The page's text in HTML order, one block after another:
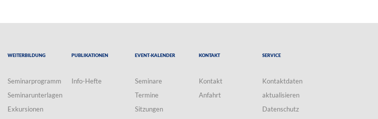
Weiterbildung
Seminarprogramm
Seminarunterlagen
Exkursionen
Publikationen
Info-Hefte
Event-Kalender
Seminare
Termine
Sitzungen
Kontakt
Kontakt
Anfahrt
Service
Kontaktdaten
aktualisieren
Datenschutz